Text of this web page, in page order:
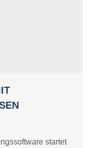
startet